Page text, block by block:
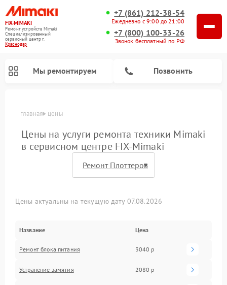
FIX-MIMAKI
Ремонт устройств Mimaki
Специализированный
cервисный центр г.
Краснодар
+7 (861) 212-38-54
Ежедневно с 9:00 до 21:00
+7 (800) 100-33-26
Звонок бесплатный по РФ
Мы ремонтируем Позвонить
главная цены
Цены на услуги ремонта техники Mimaki
в сервисном центре FIX-Mimaki
Цены актуальны на текущую дату 07.08.2026
Название Цена
Ремонт блока питания 3040 р
Устранение замятия 2080 р